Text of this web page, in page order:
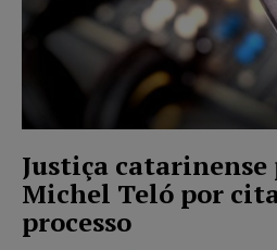
Justiça
Michel Teló por
processo